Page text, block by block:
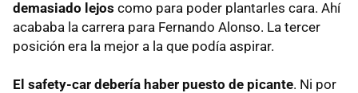
demasiado lejos como para poder plantarles cara. Ahí
acababa la carrera para Fernando Alonso. La tercer
posición era la mejor a la que podía aspirar.
El safety-car debería haber puesto de picante. Ni por